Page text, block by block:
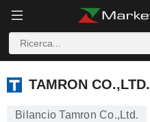
TAMRON CO.,LTD.
TAMRON CO.,LTD.
Bilancio Tamron Co.,Ltd.